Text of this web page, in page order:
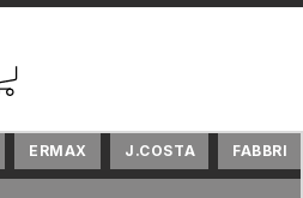
ERMAX J.COSTA FABBRI